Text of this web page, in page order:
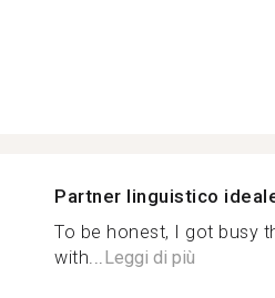
Partner linguistico
To be honest, I got busy
with...Leggi di più